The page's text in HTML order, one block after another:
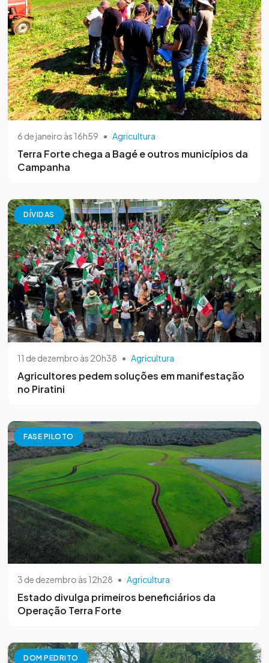
6 de janeiro às 16h59 • Agricultura
Terra Forte chega a Bagé e outros municípios da
Campanha
DÍVIDAS
11 de dezembro às 20h38 • Agricultura
Agricultores pedem soluções em manifestação
no Piratini
FASE PILOTO
3 de dezembro às 12h28 • Agricultura
Estado divulga primeiros beneficiários da
Operação Terra Forte
DOM PEDRITO